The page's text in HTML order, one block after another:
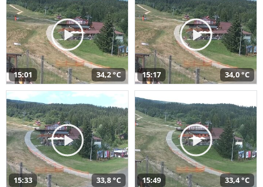
15:01 34,2 °C 15:17 34,0 °C
15:33 33,8 °C 15:49 33,4 °C